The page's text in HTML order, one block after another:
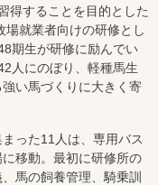
得することを目的とした
就業者向けの研修とし
期生が研修に励んでい
人にのぼり、軽種馬生
い馬づくりに大きく寄
った11人は、専用バス
移動。最初に研修所の
馬の飼養管理、騎乗訓